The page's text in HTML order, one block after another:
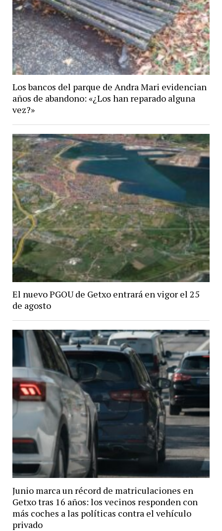
Los bancos del parque de Andra Mari evidencian
años de abandono: «¿Los han reparado alguna
vez?»
El nuevo PGOU de Getxo entrará en vigor el 25
de agosto
Junio marca un récord de matriculaciones en
Getxo tras 16 años: los vecinos responden con
más coches a las políticas contra el vehículo
privado